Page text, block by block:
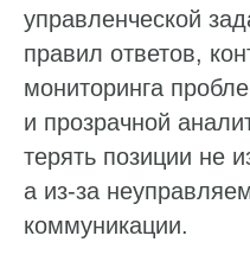
управленческой
правил ответов,
мониторинга
и прозрачной
терять позиции не
а из-за
коммуникации.